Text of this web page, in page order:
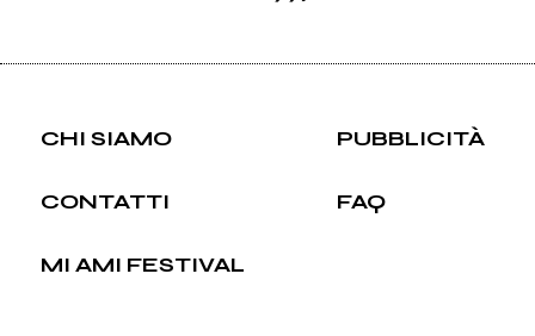
CHI SIAMO PUBBLICITÀ
CONTATTI FAQ
MI AMI FESTIVAL